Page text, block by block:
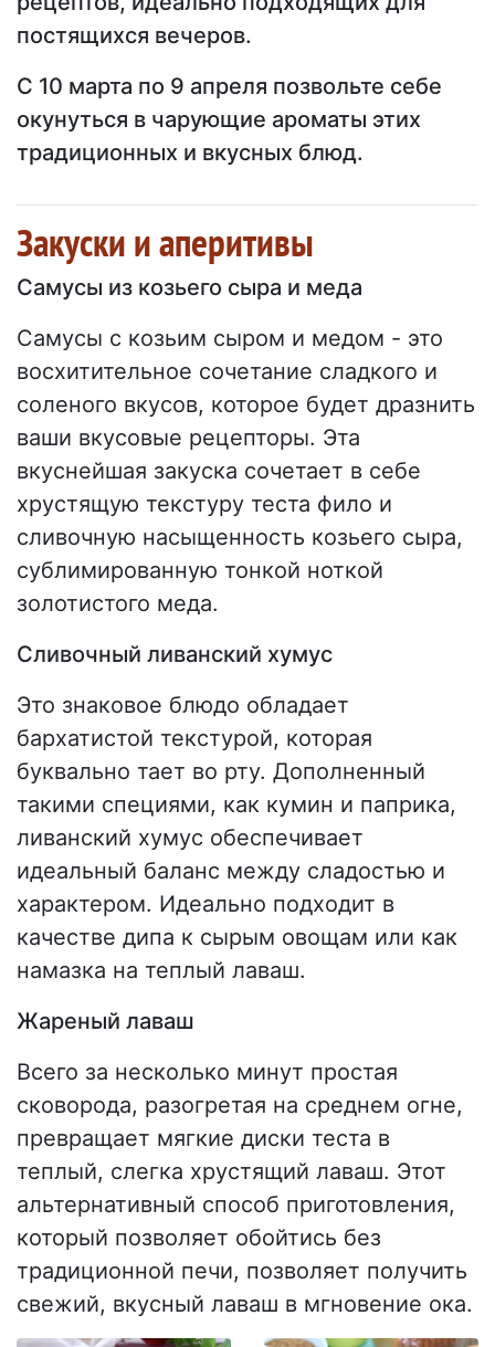
постящихся вечеров.
С 10 марта по 9 апреля позвольте себе
окунуться в чарующие ароматы этих
традиционных и вкусных блюд.
Закуски и аперитивы
Самусы из козьего сыра и меда
Самусы с козьим сыром и медом - это
восхитительное сочетание сладкого и
соленого вкусов, которое будет дразнить
ваши вкусовые рецепторы. Эта
вкуснейшая закуска сочетает в себе
хрустящую текстуру теста фило и
сливочную насыщенность козьего сыра,
сублимированную тонкой ноткой
золотистого меда.
Сливочный ливанский хумус
Это знаковое блюдо обладает
бархатистой текстурой, которая
буквально тает во рту. Дополненный
такими специями, как кумин и паприка,
ливанский хумус обеспечивает
идеальный баланс между сладостью и
характером. Идеально подходит в
качестве дипа к сырым овощам или как
намазка на теплый лаваш.
Жареный лаваш
Всего за несколько минут простая
сковорода, разогретая на среднем огне,
превращает мягкие диски теста в
теплый, слегка хрустящий лаваш. Этот
альтернативный способ приготовления,
который позволяет обойтись без
традиционной печи, позволяет получить
свежий, вкусный лаваш в мгновение ока.